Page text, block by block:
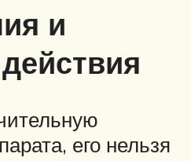
и
его нельзя